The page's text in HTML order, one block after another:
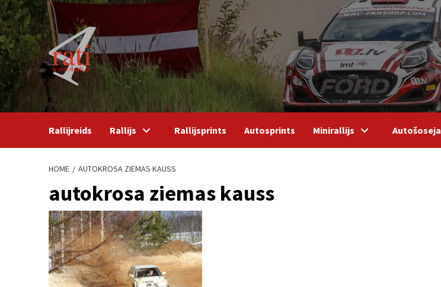
Skip
to
content
Rallijreids Rallijs Rallijsprints Autosprints Minirallijs Autošoseja
HOME AUTOKROSA ZIEMAS KAUSS
autokrosa ziemas kauss